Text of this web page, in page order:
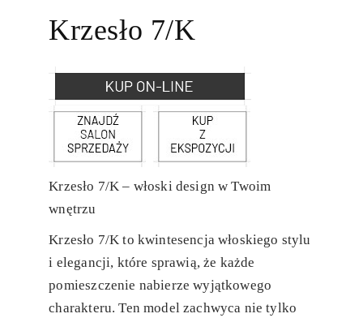
Krzesło 7/K
Krzesło 7/K – włoski design w Twoim
wnętrzu
Krzesło 7/K to kwintesencja włoskiego stylu
i elegancji, które sprawią, że każde
pomieszczenie nabierze wyjątkowego
charakteru. Ten model zachwyca nie tylko